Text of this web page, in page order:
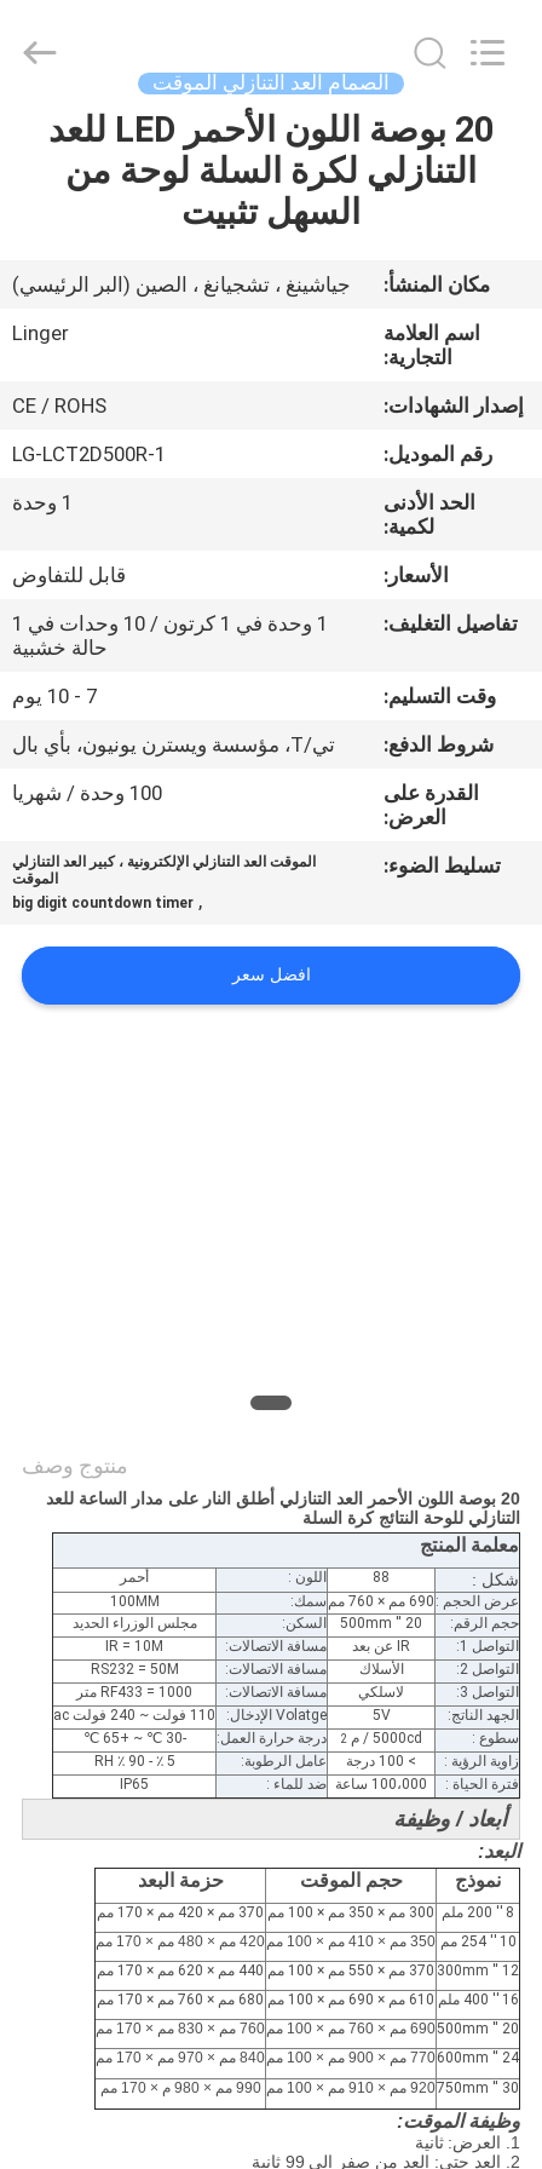
مسكن
معلومات
جولة
المعمل
مراقبة
الجودة
اتصل
أخبار
اطلب
خريطة
Technology
Reserved.
الصمام العد التنازلي الموقت
20 بوصة اللون الأحمر LED للعد
التنازلي لكرة السلة لوحة من
السهل تثبيت
مكان المنشأ:
جياشينغ ، تشجيانغ ، الصين (البر الرئيسي)
اسم العلامة
التجارية:
Linger
إصدار الشهادات:
CE / ROHS
رقم الموديل:
LG-LCT2D500R-1
الحد الأدنى
لكمية:
1 وحدة
الأسعار:
قابل للتفاوض
تفاصيل التغليف:
1 وحدة في 1 كرتون / 10 وحدات في 1
حالة خشبية
وقت التسليم:
7 - 10 يوم
شروط الدفع:
تي/T، مؤسسة ويسترن يونيون، بأي بال
القدرة على
العرض:
100 وحدة / شهريا
تسليط الضوء:
الموقت العد التنازلي الإلكترونية ، كبير العد التنازلي
الموقت
,
big digit countdown timer
افضل سعر
منتوج وصف
20 بوصة اللون الأحمر العد التنازلي أطلق النار على مدار الساعة للعد
التنازلي للوحة النتائج كرة السلة
معلمة المنتج
شكل : 88 اللون :
أحمر
عرض الحجم : 690 مم × 760 مم سمك:
100MM
حجم الرقم:
20 '' 500mm السكن:
مجلس الوزراء الحديد
التواصل 1:
IR عن بعد مسافة الاتصالات:
IR = 10M
التواصل 2:
الأسلاك مسافة الاتصالات:
RS232 = 50M
التواصل 3:
لاسلكي مسافة الاتصالات:
RF433 = 1000 متر
الجهد الناتج:
5V Volatge الإدخال:
110 فولت ~ 240 فولت ac
سطوع :
5000cd / م 2 درجة حرارة العمل: -30
℃
~ +65
℃
زاوية الرؤية :
> 100 درجة عامل الرطوبة:
5 ٪ - 90 ٪ RH
فترة الحياة :
100،000 ساعة ضد للماء : IP65
أبعاد / وظيفة
البعد:
نموذج
حجم الموقت حزمة البعد
8 '' 200 ملم 300 مم × 350 مم × 100 مم
370 مم × 420 مم × 170 مم
10 '' 254 مم
350 مم × 410 مم × 100 مم
420 مم × 480 مم × 170 مم
12 '' 300mm
370 مم × 550 مم × 100 مم
440 مم × 620 مم × 170 مم
16 '' 400 ملم
610 مم × 690 مم × 100 مم
680 مم × 760 مم × 170 مم
20 '' 500mm
690 مم × 760 مم × 100 مم
760 مم × 830 مم × 170 مم
24 '' 600mm
770 مم × 900 مم × 100 مم
840 مم × 970 مم × 170 مم
30 '' 750mm
920 مم × 910 مم × 100 مم 990 مم × 980 م × 170 مم
وظيفة الموقت:
1. العرض:
ثانية
2. العد حتى: العد من صفر إلى
99 ثانية